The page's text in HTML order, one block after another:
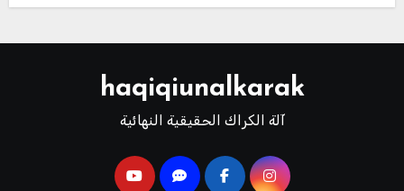
haqiqiunalkarak
آلة الكراك الحقيقية النهائية